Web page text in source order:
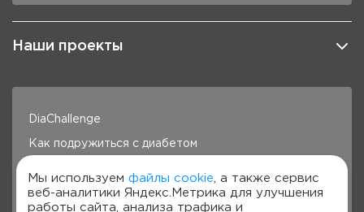
Наши проекты
DiaChallenge
Как подружиться с диабетом
Готовим с Сателлит
Мы используем файлы cookie , а также сервис
веб-аналитики Яндекс.Метрика для улучшения
работы сайта, анализа трафика и